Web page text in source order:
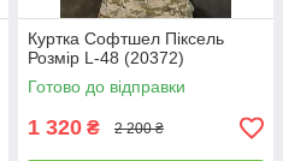
Куртка Софтшел Піксель
Розмір L-48 (20372)
Готово до відправки
1 320 ₴ 2 200 ₴